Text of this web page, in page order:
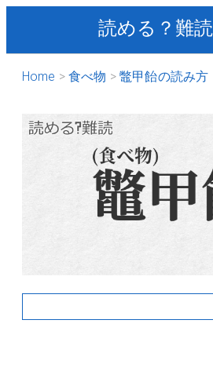
読める？難
Home 食べ物 鼈甲飴の読み方